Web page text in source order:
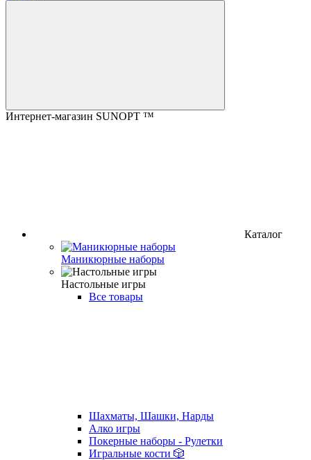
Интернет-магазин SUNOPT ™
Каталог
Маникюрные наборы
Настольные игры
Все товары
Шахматы, Шашки, Нарды
Алко игры
Покерные наборы - Рулетки
Игральные кости 🎲